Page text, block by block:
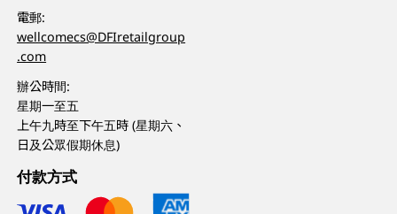
電郵:
wellcomecs@DFIretailgroup
.com
辦公時間:
星期一至五
上午九時至下午五時 (星期六、
日及公眾假期休息)
付款方式